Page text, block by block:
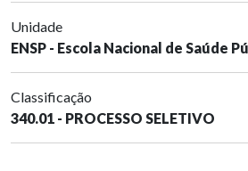
Unidade
ENSP - Escola Nacional de Saúde
Classificação
340.01 - PROCESSO SELETIVO